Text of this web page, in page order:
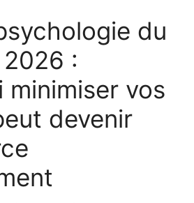
du
:
minimiser vos
devenir